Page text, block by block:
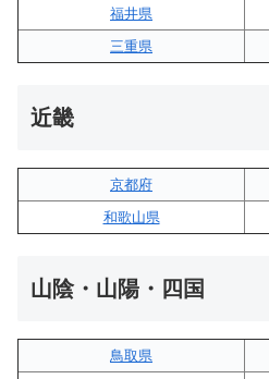
福井県
三重県
近畿
京都府
和歌山県
山陰・山陽・四国
鳥取県